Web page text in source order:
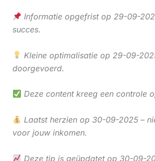
Informatie opgefrist op 29-09-
succes.
Kleine optimalisatie op 29-09-
doorgevoerd.
Deze content kreeg een controle
Laatst herzien op 30-09-2025 –
voor jouw inkomen.
Deze tip is geüpdatet op 30-09-